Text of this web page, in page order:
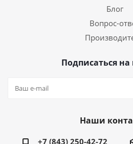
Блог
Вопрос-
Подписаться на
Наши
+7 (843) 250-42-72